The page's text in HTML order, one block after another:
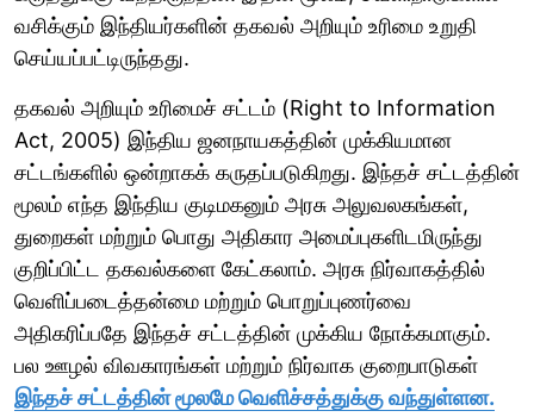
வசிக்கும் இந்தியர்களின் தகவல் அறியும் உரிமை உறுதி
செய்யப்பட்டிருந்தது.
தகவல் அறியும் உரிமைச் சட்டம் (Right to Information
Act, 2005) இந்திய ஜனநாயகத்தின் முக்கியமான
சட்டங்களில் ஒன்றாகக் கருதப்படுகிறது. இந்தச் சட்டத்தின்
மூலம் எந்த இந்திய குடிமகனும் அரசு அலுவலகங்கள்,
துறைகள் மற்றும் பொது அதிகார அமைப்புகளிடமிருந்து
குறிப்பிட்ட தகவல்களை கேட்கலாம். அரசு நிர்வாகத்தில்
வெளிப்படைத்தன்மை மற்றும் பொறுப்புணர்வை
அதிகரிப்பதே இந்தச் சட்டத்தின் முக்கிய நோக்கமாகும்.
பல ஊழல் விவகாரங்கள் மற்றும் நிர்வாக குறைபாடுகள்
இந்தச் சட்டத்தின் மூலமே வெளிச்சத்துக்கு வந்துள்ளன.